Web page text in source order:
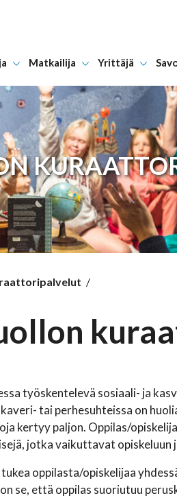
Hyppää sisältöön
Matkailija Yrittäjä
/
työskentelevä sosiaali- ja
tai perhesuhteissa on
kertyy paljon. Oppilas/
jotka vaikuttavat opiskeluun
oppilasta/opiskelijaa
se, että oppilas suoriutuu